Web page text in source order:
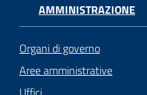
AMMINISTRAZIONE
Organi di governo
Aree amministrative